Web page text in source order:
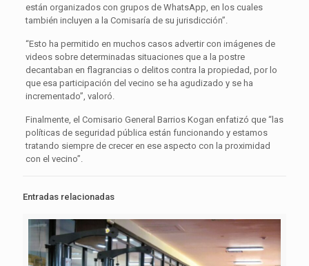
están organizados con grupos de WhatsApp, en los cuales
también incluyen a la Comisaría de su jurisdicción”.
“Esto ha permitido en muchos casos advertir con imágenes de
videos sobre determinadas situaciones que a la postre
decantaban en flagrancias o delitos contra la propiedad, por lo
que esa participación del vecino se ha agudizado y se ha
incrementado”, valoró.
Finalmente, el Comisario General Barrios Kogan enfatizó que “las
políticas de seguridad pública están funcionando y estamos
tratando siempre de crecer en ese aspecto con la proximidad
con el vecino”.
Entradas relacionadas